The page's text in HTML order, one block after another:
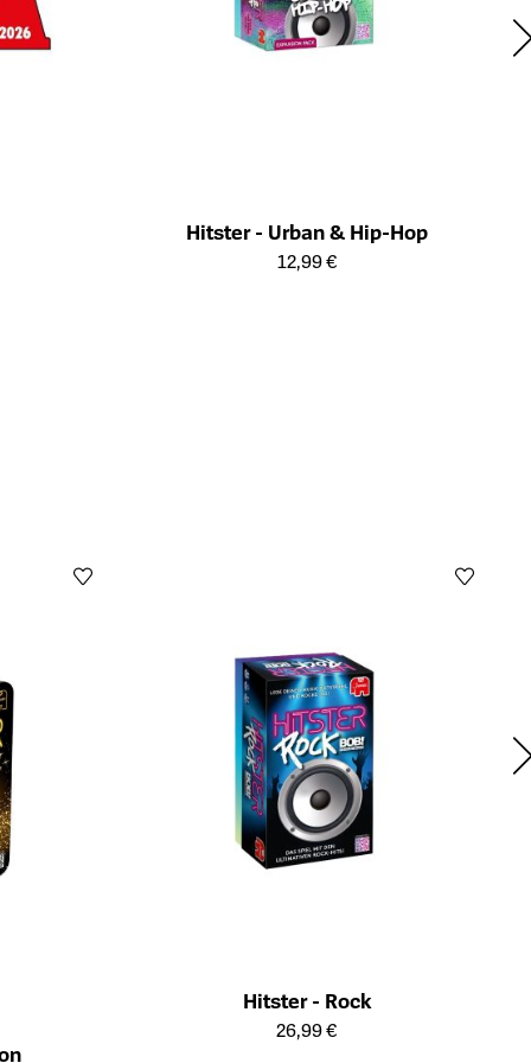
Hitster - Urban & Hip-Hop
Öffnet die Detailseite des Produkts
12,99 €
Hitster - Rock
Öffnet die Detailseite des Produkts
26,99 €